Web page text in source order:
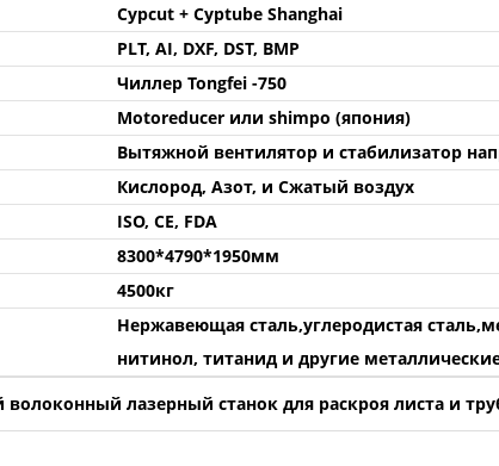
Cypсut + Cyptube Shanghai
PLT, AI, DXF, DST, BMP
Чиллер Tongfei -750
Motoreducer или shimpo (япония)
Вытяжной вентилятор и стабилизатор
Кислород, Азот, и Сжатый воздух
ISO, CE, FDA
8300*4790*1950мм
4500кг
Нержавеющая сталь,углеродистая
нитинол, титанид и другие
волоконный лазерный станок для раскроя листа и